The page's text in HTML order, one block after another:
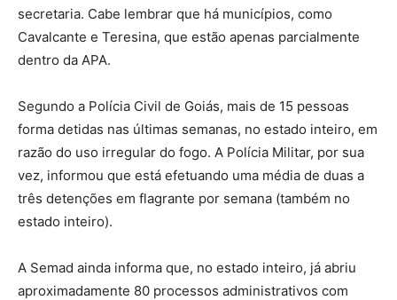
secretaria. Cabe lembrar que há municípios, como
Cavalcante e Teresina, que estão apenas parcialmente
dentro da APA.
Segundo a Polícia Civil de Goiás, mais de 15 pessoas
forma detidas nas últimas semanas, no estado inteiro, em
razão do uso irregular do fogo. A Polícia Militar, por sua
vez, informou que está efetuando uma média de duas a
três detenções em flagrante por semana (também no
estado inteiro).
A Semad ainda informa que, no estado inteiro, já abriu
aproximadamente 80 processos administrativos com